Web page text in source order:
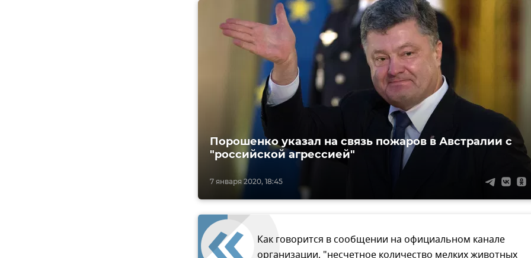
7 января 2020, 18:45
Порошенко указал на связь пожаров в Австралии с
"российской агрессией"
Как говорится в сообщении на официальном канале
организации, "несчетное количество мелких животных